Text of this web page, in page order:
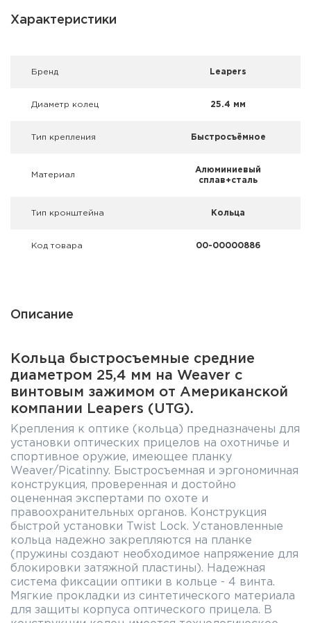
Оружейные шкафы и сейфы
Чехлы и кейсы
Релоадинг
Характеристики
Брeнд Leapers
Диаметр колец 25.4 мм
Тип крепления Быстросъёмное
Материал
Алюминиевый
сплав+сталь
Тип кронштейна Кольца
Код товара 00-00000886
Описание
Кольца быстросъемные средние
диаметром 25,4 мм на Weaver с
винтовым зажимом от Американской
компании Leapers (UTG).
Крепления к оптике (кольца) предназначены для
установки оптических прицелов на охотничье и
спортивное оружие, имеющее планку
Weaver/Picatinny. Быстросъемная и эргономичная
конструкция, проверенная и достойно
оцененная экспертами по охоте и
правоохранительных органов. Конструкция
быстрой установки Twist Lock. Установленные
кольца надежно закрепляются на планке
(пружины создают необходимое напряжение для
блокировки затяжной пластины). Надежная
система фиксации оптики в кольце - 4 винта.
Мягкие прокладки из синтетического материала
для защиты корпуса оптического прицела. В